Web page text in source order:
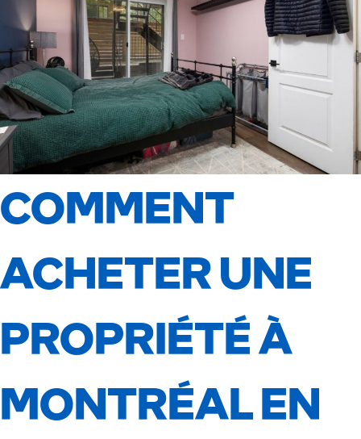
COMMENT
ACHETER UNE
PROPRIÉTÉ À
MONTRÉAL EN